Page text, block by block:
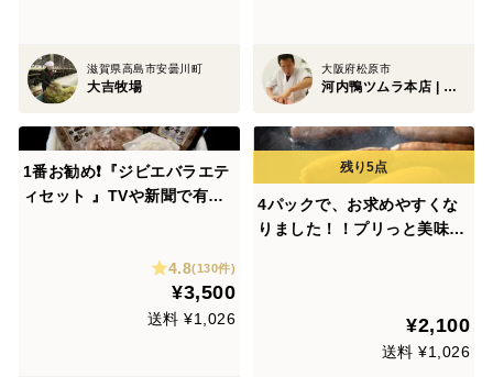
滋賀県高島市安曇川町
大吉牧場
大阪府松原市
河内鴨ツムラ本店 | 大阪松原産 | 最高級 国産合鴨肉 | 創業1870年
1番お勧め❗️『ジビエバラエテ
ィセット 』TVや新聞で有名
な方やジビエが苦手な方に食
4.8(130件)
¥3,500
送料 ¥1,026
4パックで、お求めやすくな
りました！！プリっと美味い
¥2,100
送料 ¥1,026